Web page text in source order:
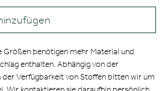
Größen benötigen mehr Material und
enthalten. Abhängig von der
Verfügbarkeit von Stoffen bitten wir um